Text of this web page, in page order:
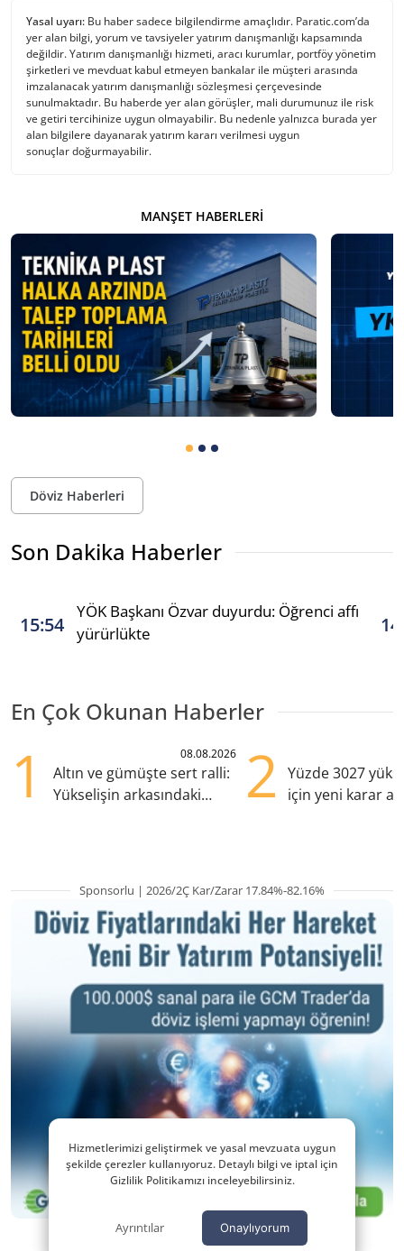
Yasal uyarı: Bu haber sadece bilgilendirme amaçlıdır. Paratic.com’da
yer alan bilgi, yorum ve tavsiyeler yatırım danışmanlığı kapsamında
değildir. Yatırım danışmanlığı hizmeti, aracı kurumlar, portföy yönetim
şirketleri ve mevduat kabul etmeyen bankalar ile müşteri arasında
imzalanacak yatırım danışmanlığı sözleşmesi çerçevesinde
sunulmaktadır. Bu haberde yer alan görüşler, mali durumunuz ile risk
ve getiri tercihinize uygun olmayabilir. Bu nedenle yalnızca burada yer
alan bilgilere dayanarak yatırım kararı verilmesi uygun
sonuçlar doğurmayabilir.
MANŞET HABERLERI
Döviz Haberleri
Son Dakika Haberler
15:54
YÖK Başkanı Özvar duyurdu: Öğrenci affı
yürürlükte
En Çok Okunan Haberler
1 08.08.2026
Altın ve gümüşte sert ralli:
Yükselişin arkasındaki
2
Yüzde 3027
için yeni karar
Sponsorlu | 2026/2Ç Kar/Zarar 17.84%-82.16%
Hizmetlerimizi geliştirmek ve yasal mevzuata uygun
şekilde çerezler kullanıyoruz. Detaylı bilgi ve iptal için
Gizlilik Politikamızı inceleyebilirsiniz.
Ayrıntılar Onaylıyorum